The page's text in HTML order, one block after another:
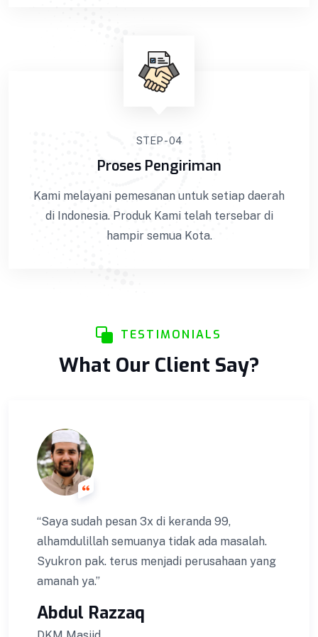
Podium Minimalis
Podium Minimalis BISA COD !! GARANSI Barang
100%! Dapatkan Keranda Kualitas Premium ||
Control ketat untuk menjaga Kualitas.
STEP - 04
Proses Pengiriman
Kami melayani pemesanan untuk setiap daerah
di Indonesia. Produk Kami telah tersebar di
hampir semua Kota.
TESTIMONIALS
What Our Client Say?
“Saya sudah pesan 3x di keranda 99,
alhamdulillah semuanya tidak ada masalah.
Syukron pak. terus menjadi perusahaan yang
amanah ya.”
Abdul Razzaq